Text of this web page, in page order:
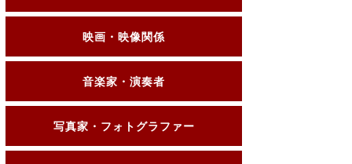
映画・映像関係
音楽家・演奏者
写真家・フォトグラファー